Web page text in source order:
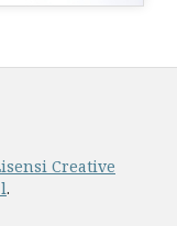
Creative
.